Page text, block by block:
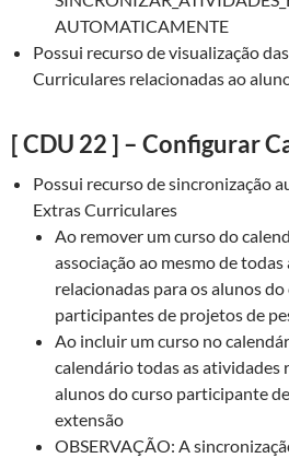
AUTOMATICAMENTE
Possui recurso de visualização
Curriculares relacionadas ao
[ CDU 22 ] – Configurar
Possui recurso de sincronização
Extras Curriculares
Ao remover um curso do
associação ao mesmo de
relacionadas para os alunos
participantes de projetos de
Ao incluir um curso no
calendário todas as atividades
alunos do curso participante
extensão
OBSERVAÇÃO: A